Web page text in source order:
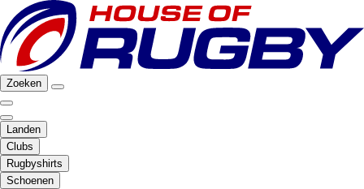
Zoeken
Landen
Clubs
Rugbyshirts
Schoenen